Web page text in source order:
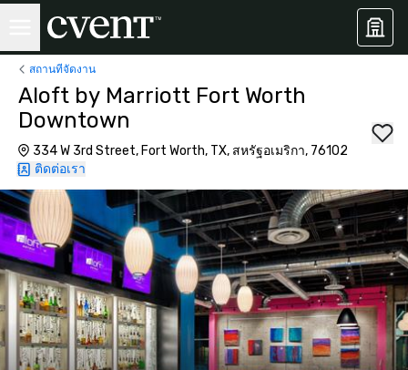
สถานที่จัดงาน
Aloft by Marriott Fort Worth
Downtown
334 W 3rd Street, Fort Worth, TX, สหรัฐอเมริกา, 76102
ติดต่อเรา